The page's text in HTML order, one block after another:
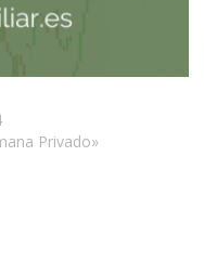
Privado»